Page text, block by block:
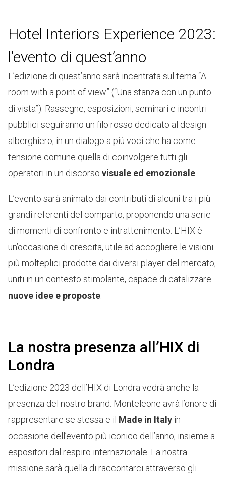
Hotel Interiors Experience 2023:
l’evento di quest’anno
L’edizione di quest’anno sarà incentrata sul tema “A
room with a point of view” (“Una stanza con un punto
di vista”). Rassegne, esposizioni, seminari e incontri
pubblici seguiranno un filo rosso dedicato al design
alberghiero, in un dialogo a più voci che ha come
tensione comune quella di coinvolgere tutti gli
operatori in un discorso visuale ed emozionale
L’evento sarà animato dai contributi di alcuni tra i più
grandi referenti del comparto, proponendo una serie
di momenti di confronto e intrattenimento. L’HIX è
un’occasione di crescita, utile ad accogliere le visioni
più molteplici prodotte dai diversi player del mercato,
uniti in un contesto stimolante, capace di catalizzare
nuove idee e proposte
La nostra presenza all’HIX di
Londra
L’edizione 2023 dell’HIX di Londra vedrà anche la
presenza del nostro brand. Monteleone avrà l’onore di
rappresentare se stessa e il Made in Italy in
occasione dell’evento più iconico dell’anno, insieme a
espositori dal respiro internazionale. La nostra
missione sarà quella di raccontarci attraverso gli